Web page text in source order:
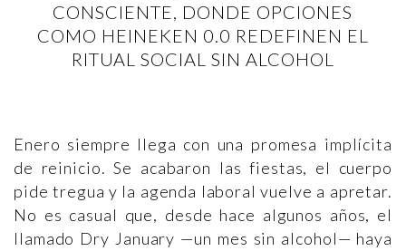
CONSCIENTE, DONDE OPCIONES
COMO HEINEKEN 0.0 REDEFINEN EL
RITUAL SOCIAL SIN ALCOHOL
Enero siempre llega con una promesa implícita
de reinicio. Se acabaron las fiestas, el cuerpo
pide tregua y la agenda laboral vuelve a apretar.
No es casual que, desde hace algunos años, el
llamado Dry January —un mes sin alcohol— haya